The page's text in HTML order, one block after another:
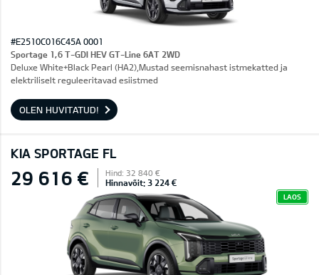
#E2510C016C45A 0001
Sportage 1,6 T-GDI HEV GT-Line 6AT 2WD
Deluxe White+Black Pearl (HA2),Mustad seemisnahast istmekatted ja
elektriliselt reguleeritavad esiistmed
OLEN HUVITATUD!
KIA SPORTAGE FL
29 616 € Hind: 32 840 €
Hinnavõit: 3 224 €
LAOS